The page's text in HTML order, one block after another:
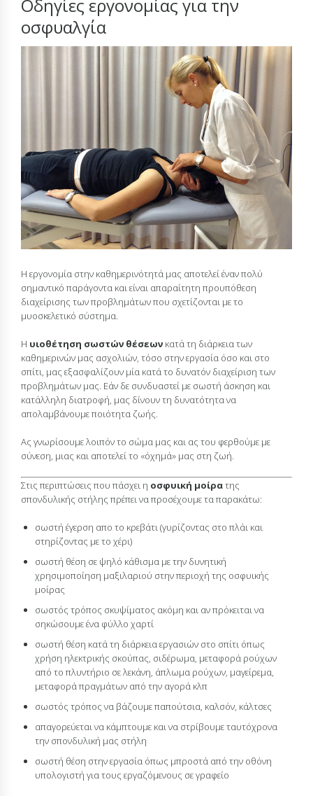
Οδηγίες εργονομίας για την
οσφυαλγία
Η εργονομία στην καθημερινότητά μας αποτελεί έναν πολύ
σημαντικό παράγοντα και είναι απαραίτητη προυπόθεση
διαχείρισης των προβλημάτων που σχετίζονται με το
μυοσκελετικό σύστημα.
Η υιοθέτηση σωστών θέσεων κατά τη διάρκεια των
καθημερινών μας ασχολιών, τόσο στην εργασία όσο και στο
σπίτι, μας εξασφαλίζουν μία κατά το δυνατόν διαχείριση των
προβλημάτων μας. Εάν δε συνδυαστεί με σωστή άσκηση και
κατάλληλη διατροφή, μας δίνουν τη δυνατότητα να
απολαμβάνουμε ποιότητα ζωής.
Ας γνωρίσουμε λοιπόν το σώμα μας και ας του φερθούμε με
σύνεση, μιας και αποτελεί το «όχημά» μας στη ζωή.
Στις περιπτώσεις που πάσχει η οσφυική μοίρατης
σπονδυλικής στήλης πρέπει να προσέχουμε τα παρακάτω:
σωστή έγερση απο το κρεβάτι (γυρίζοντας στο πλάι και
στηρίζοντας με το χέρι)
σωστή θέση σε ψηλό κάθισμα με την δυνητική
χρησιμοποίηση μαξιλαριού στην περιοχή της οσφυικής
μοίρας
σωστός τρόπος σκυψίματος ακόμη και αν πρόκειται να
σηκώσουμε ένα φύλλο χαρτί
σωστή θέση κατά τη διάρκεια εργασιών στο σπίτι όπως
χρήση ηλεκτρικής σκούπας, σιδέρωμα, μεταφορά ρούχων
από το πλυντήριο σε λεκάνη, άπλωμα ρούχων, μαγείρεμα,
μεταφορά πραγμάτων από την αγορά κλπ
σωστός τρόπος να βάζουμε παπούτσια, καλσόν, κάλτσες
απαγορεύεται να κάμπτουμε και να στρίβουμε ταυτόχρονα
την σπονδυλική μας στήλη
σωστή θέση στην εργασία όπως μπροστά από την οθόνη
υπολογιστή για τους εργαζόμενους σε γραφείο